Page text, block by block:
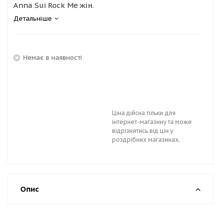
Anna Sui Rock Me жін.
Детальніше
Немає в наявності
Ціна дійсна тільки для
інтернет-магазину та може
відрізнятись від цін у
роздрібних магазинах.
Опис